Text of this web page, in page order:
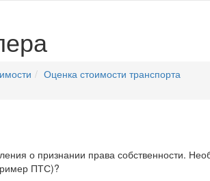
Оценка стоимости транспорта
о признании права собственности.
ПТС)?